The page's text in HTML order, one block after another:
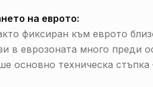
на еврото:
фиксиран към еврото
в еврозоната много преди
основно техническа